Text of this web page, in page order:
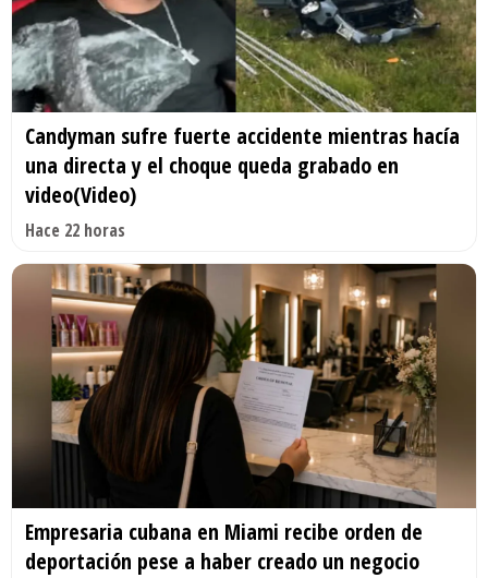
Candyman sufre fuerte accidente mientras hacía
una directa y el choque queda grabado en
video(Video)
Hace 22 horas
Empresaria cubana en Miami recibe orden de
deportación pese a haber creado un negocio